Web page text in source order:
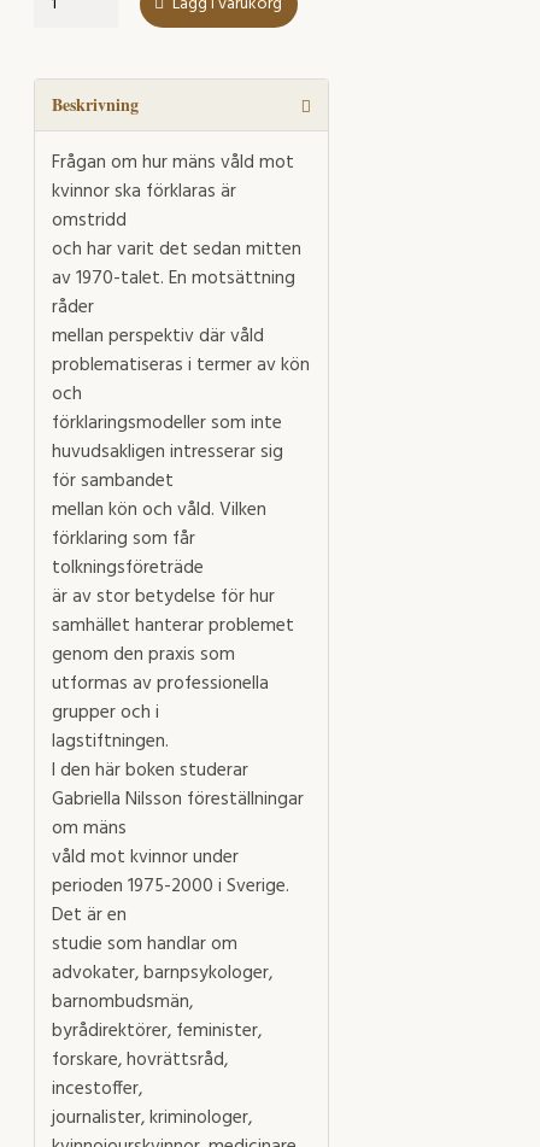
mängd
Beskrivning
Frågan om hur mäns våld mot
kvinnor ska förklaras är
omstridd
och har varit det sedan mitten
av 1970-talet. En motsättning
råder
mellan perspektiv där våld
problematiseras i termer av kön
och
förklaringsmodeller som inte
huvudsakligen intresserar sig
för sambandet
mellan kön och våld. Vilken
förklaring som får
tolkningsföreträde
är av stor betydelse för hur
samhället hanterar problemet
genom den praxis som
utformas av professionella
grupper och i
lagstiftningen.
I den här boken studerar
Gabriella Nilsson föreställningar
om mäns
våld mot kvinnor under
perioden 1975-2000 i Sverige.
Det är en
studie som handlar om
advokater, barnpsykologer,
barnombudsmän,
byrådirektörer, feminister,
forskare, hovrättsråd,
incestoffer,
journalister, kriminologer,